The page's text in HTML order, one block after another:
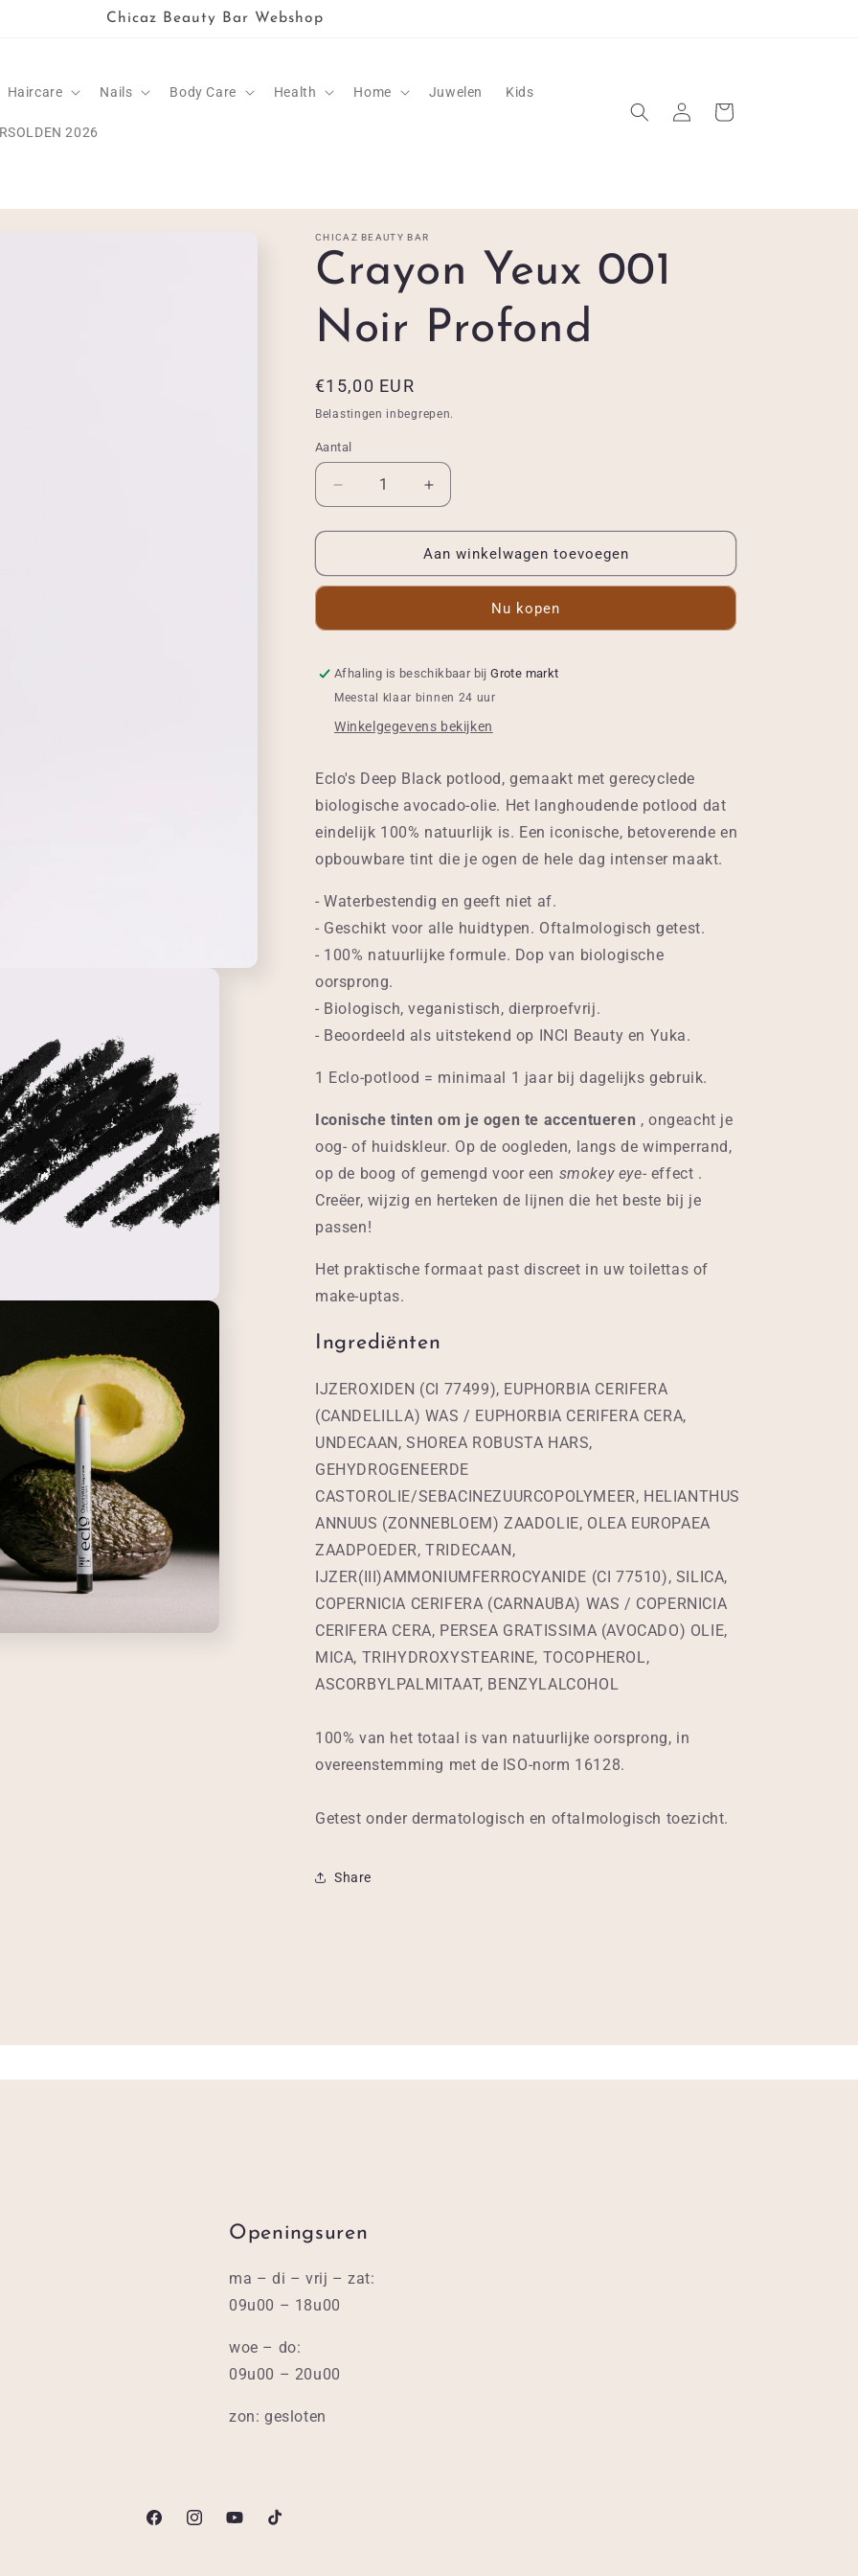
Chicaz Beauty Bar Webshop
Haircare Nails Body Care Health Home Juwelen Kids
2026
InloggenWinkelwagen
CHICAZ BEAUTY BAR
Crayon Yeux 001
Noir Profond
Normale
prijs
€15,00 EUR
Belastingen inbegrepen.
Aantal
Aantal
Aantal
verlagen
voor
Yeux
Profond
Aantal
verhogen
voor
Crayon
Yeux
Profond
Aan winkelwagen toevoegen
Nu kopen
Afhaling is beschikbaar bijGrote markt
Meestal klaar binnen 24 uur
Winkelgegevens bekijken
Eclo's Deep Black potlood, gemaakt met gerecyclede
biologische avocado-olie. Het langhoudende potlood dat
eindelijk 100% natuurlijk is. Een iconische, betoverende en
opbouwbare tint die je ogen de hele dag intenser maakt.
- Waterbestendig en geeft niet af.
- Geschikt voor alle huidtypen. Oftalmologisch getest.
- 100% natuurlijke formule. Dop van biologische
oorsprong.
- Biologisch, veganistisch, dierproefvrij.
- Beoordeeld als uitstekend op INCI Beauty en Yuka.
1 Eclo-potlood = minimaal 1 jaar bij dagelijks gebruik.
Iconische tinten om je ogen te accentueren , ongeacht je
oog- of huidskleur. Op de oogleden, langs de wimperrand,
op de boog of gemengd voor een smokey eye- effect .
Creëer, wijzig en herteken de lijnen die het beste bij je
passen!
Het praktische formaat past discreet in uw toilettas of
make-uptas.
Ingrediënten
IJZEROXIDEN (CI 77499), EUPHORBIA CERIFERA
(CANDELILLA) WAS / EUPHORBIA CERIFERA CERA,
UNDECAAN, SHOREA ROBUSTA HARS,
GEHYDROGENEERDE
CASTOROLIE/SEBACINEZUURCOPOLYMEER, HELIANTHUS
ANNUUS (ZONNEBLOEM) ZAADOLIE, OLEA EUROPAEA
ZAADPOEDER, TRIDECAAN,
IJZER(III)AMMONIUMFERROCYANIDE (CI 77510), SILICA,
COPERNICIA CERIFERA (CARNAUBA) WAS / COPERNICIA
CERIFERA CERA, PERSEA GRATISSIMA (AVOCADO) OLIE,
MICA, TRIHYDROXYSTEARINE, TOCOPHEROL,
ASCORBYLPALMITAAT, BENZYLALCOHOL
100% van het totaal is van natuurlijke oorsprong, in
overeenstemming met de ISO-norm 16128.
Getest onder dermatologisch en oftalmologisch toezicht.
Share
Openingsuren
ma – di – vrij – zat:
09u00 – 18u00
woe – do:
09u00 – 20u00
zon: gesloten
FacebookInstagramYouTubeTikTok